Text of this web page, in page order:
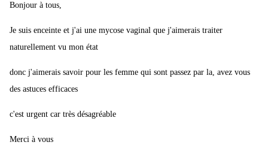
Bonjour à tous,
Je suis enceinte et j'ai une mycose vaginal que j'aimerais traiter
naturellement vu mon état
donc j'aimerais savoir pour les femme qui sont passez par la, avez vous
des astuces efficaces
c'est urgent car très désagréable
Merci à vous